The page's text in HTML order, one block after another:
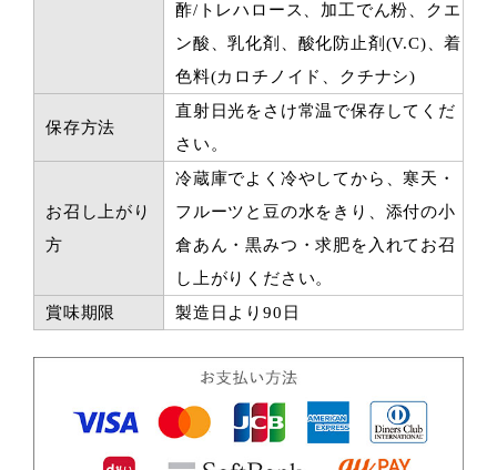
酢/トレハロース、加工でん粉、クエ
ン酸、乳化剤、酸化防止剤(V.C)、着
色料(カロチノイド、クチナシ)
保存方法
直射日光をさけ常温で保存してくだ
さい。
お召し上がり
方
冷蔵庫でよく冷やしてから、寒天・
フルーツと豆の水をきり、添付の小
倉あん・黒みつ・求肥を入れてお召
し上がりください。
賞味期限
製造日より90日